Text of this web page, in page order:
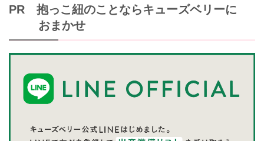
PR 抱っこ紐のことならキューズベリーに
おまかせ